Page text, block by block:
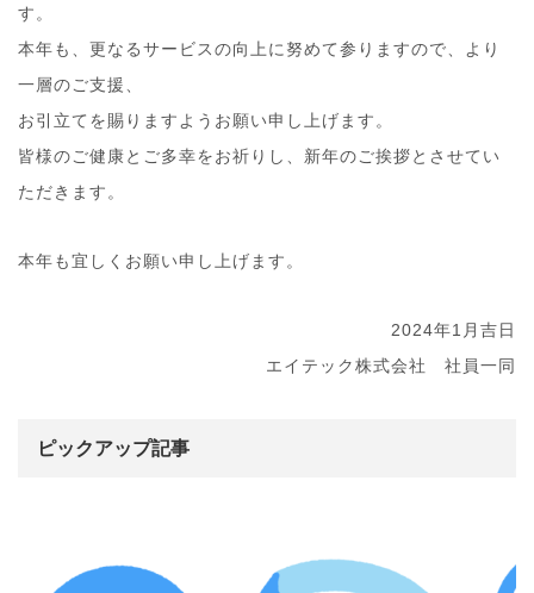
す。
本年も、更なるサービスの向上に努めて参りますので、より
一層のご支援、
お引立てを賜りますようお願い申し上げます。
皆様のご健康とご多幸をお祈りし、新年のご挨拶とさせてい
ただきます。
本年も宜しくお願い申し上げます。
2024年1月吉日
エイテック株式会社 社員一同
ピックアップ記事